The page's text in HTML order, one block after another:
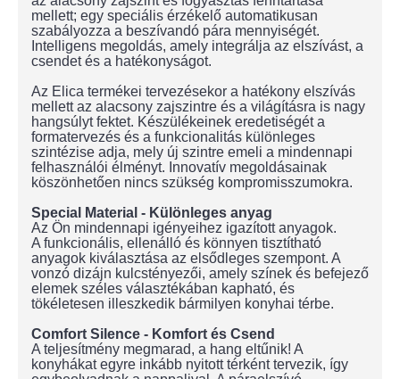
mellett; egy speciális érzékelő automatikusan
szabályozza a beszívandó pára mennyiségét.
Intelligens megoldás, amely integrálja az elszívást, a
csendet és a hatékonyságot.
Az Elica termékei tervezésekor a hatékony elszívás
mellett az alacsony zajszintre és a világításra is nagy
hangsúlyt fektet. Készülékeinek eredetiségét a
formatervezés és a funkcionalitás különleges
szintézise adja, mely új szintre emeli a mindennapi
felhasználói élményt. Innovatív megoldásainak
köszönhetően nincs szükség kompromisszumokra.
Special Material - Különleges anyag
Az Ön mindennapi igényeihez igazított anyagok.
A funkcionális, ellenálló és könnyen tisztítható
anyagok kiválasztása az elsődleges szempont. A
vonzó dizájn kulcstényezői, amely színek és befejező
elemek széles választékában kapható, és
tökéletesen illeszkedik bármilyen konyhai térbe.
Comfort Silence - Komfort és Csend
A teljesítmény megmarad, a hang eltűnik! A
konyhákat egyre inkább nyitott térként tervezik, így